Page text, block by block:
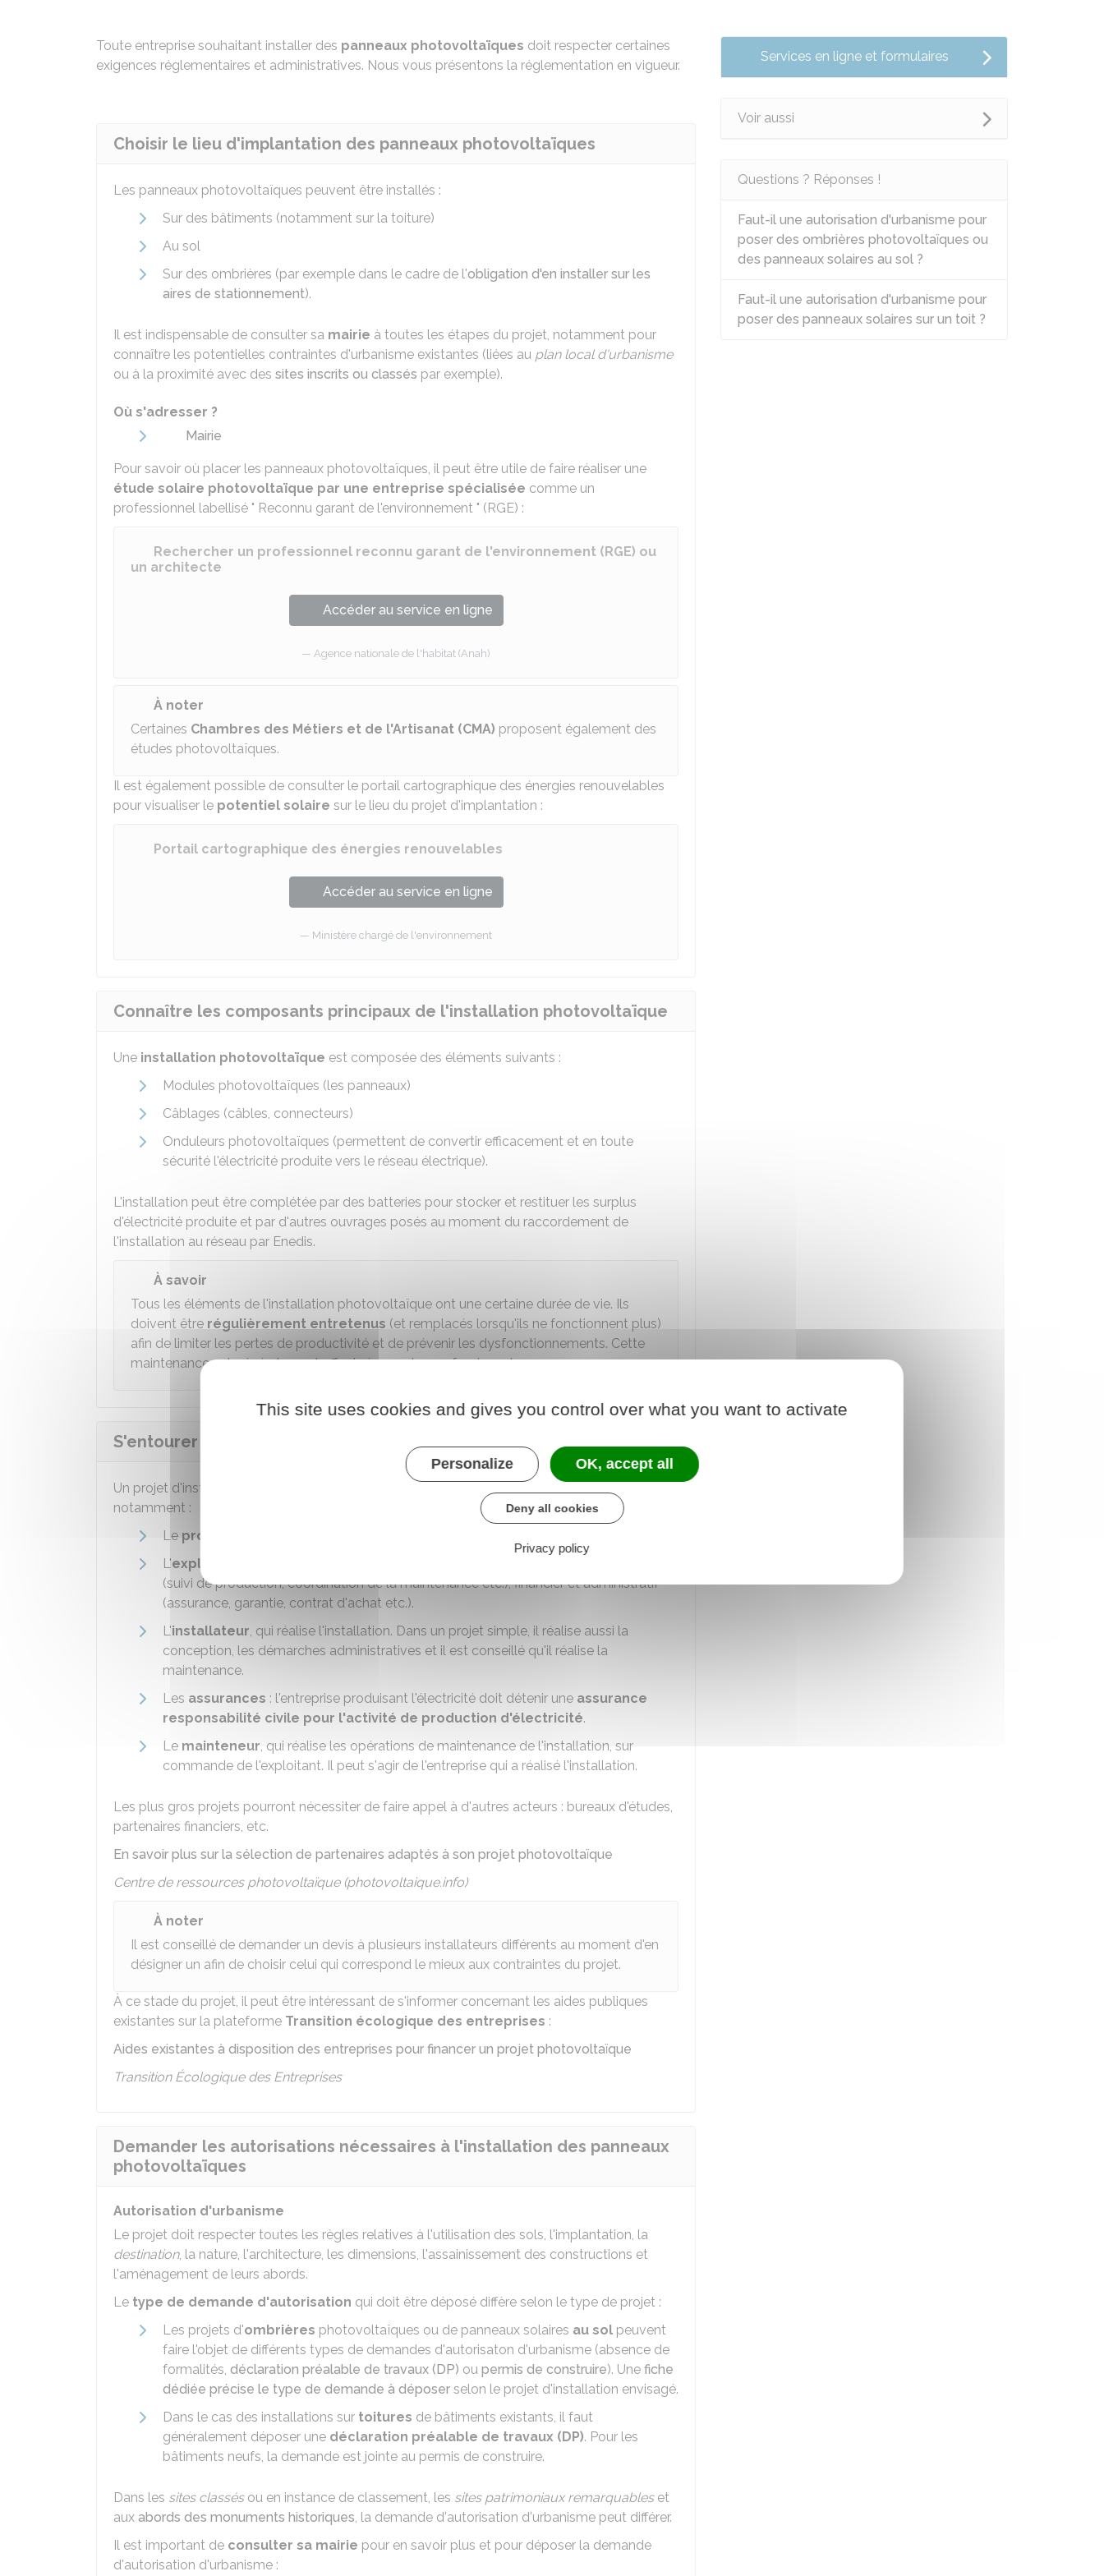
Toute entreprise souhaitant installer des panneaux photovoltaïques doit respecter certaines
exigences réglementaires et administratives. Nous vous présentons la réglementation en vigueur.
Choisir le lieu d'implantation des panneaux photovoltaïques
Les panneaux photovoltaïques peuvent être installés :
Sur des bâtiments (notamment sur la toiture)
Au sol
Sur des ombrières (par exemple dans le cadre de l'obligation d'en installer sur les
aires de stationnement).
Il est indispensable de consulter sa mairie à toutes les étapes du projet, notamment pour
connaître les potentielles contraintes d'urbanisme existantes (liées au plan local d'urbanisme
ou à la proximité avec des sites inscrits ou classés par exemple).
Où s'adresser ?
Mairie
Pour savoir où placer les panneaux photovoltaïques, il peut être utile de faire réaliser une
étude solaire photovoltaïque par une entreprise spécialisée comme un
professionnel labellisé " Reconnu garant de l'environnement " (RGE) :
Rechercher un professionnel reconnu garant de l'environnement (RGE) ou
un architecte
Accéder au service en ligne
Agence nationale de l'habitat (Anah)
À noter
Certaines Chambres des Métiers et de l'Artisanat (CMA) proposent également des
études photovoltaïques.
Il est également possible de consulter le portail cartographique des énergies renouvelables
pour visualiser le potentiel solaire sur le lieu du projet d'implantation :
Portail cartographique des énergies renouvelables
Accéder au service en ligne
Ministère chargé de l'environnement
Connaître les composants principaux de l'installation photovoltaïque
Une installation photovoltaïque est composée des éléments suivants :
Modules photovoltaïques (les panneaux)
Câblages (câbles, connecteurs)
Onduleurs photovoltaïques (permettent de convertir efficacement et en toute
sécurité l'électricité produite vers le réseau électrique).
L'installation peut être complétée par des batteries pour stocker et restituer les surplus
d'électricité produite et par d'autres ouvrages posés au moment du raccordement de
l'installation au réseau par Enedis.
À savoir
Tous les éléments de l'installation photovoltaïque ont une certaine durée de vie. Ils
doivent être régulièrement entretenus (et remplacés lorsqu'ils ne fonctionnent plus)
afin de limiter les pertes de productivité et de prévenir les dysfonctionnements. Cette
maintenance est généralement effectuée par des professionnels.
S'entourer de professionnels habilités
Un projet d'installation photovoltaïque doit être mené avec différents acteurs. On distingue
notamment :
Le propriétaire
L'exploitant
(suivi de production, coordination de la maintenance etc.), financier et administratif
(assurance, garantie, contrat d'achat etc.).
L'installateur, qui réalise l'installation. Dans un projet simple, il réalise aussi la
conception, les démarches administratives et il est conseillé qu'il réalise la
maintenance.
Les assurances : l'entreprise produisant l'électricité doit détenir une assurance
responsabilité civile pour l'activité de production d'électricité.
Le mainteneur, qui réalise les opérations de maintenance de l'installation, sur
commande de l'exploitant. Il peut s'agir de l'entreprise qui a réalisé l'installation.
Les plus gros projets pourront nécessiter de faire appel à d'autres acteurs : bureaux d'études,
partenaires financiers, etc.
En savoir plus sur la sélection de partenaires adaptés à son projet photovoltaïque
Centre de ressources photovoltaïque (photovoltaique.info)
À noter
Il est conseillé de demander un devis à plusieurs installateurs différents au moment d'en
désigner un afin de choisir celui qui correspond le mieux aux contraintes du projet.
À ce stade du projet, il peut être intéressant de s'informer concernant les aides publiques
existantes sur la plateforme Transition écologique des entreprises :
Aides existantes à disposition des entreprises pour financer un projet photovoltaïque
Transition Écologique des Entreprises
Demander les autorisations nécessaires à l'installation des panneaux
photovoltaïques
Autorisation d'urbanisme
Le projet doit respecter toutes les règles relatives à l'utilisation des sols, l'implantation, la
destination, la nature, l'architecture, les dimensions, l'assainissement des constructions et
l'aménagement de leurs abords.
Le type de demande d'autorisation qui doit être déposé diffère selon le type de projet :
Les projets d'ombrières photovoltaïques ou de panneaux solaires au sol peuvent
faire l'objet de différents types de demandes d'autorisaton d'urbanisme (absence de
formalités, déclaration préalable de travaux (DP) ou permis de construire). Une fiche
dédiée précise le type de demande à déposer selon le projet d'installation envisagé.
Dans le cas des installations sur toitures de bâtiments existants, il faut
généralement déposer une déclaration préalable de travaux (DP). Pour les
bâtiments neufs, la demande est jointe au permis de construire.
Dans les sites classésou en instance de classement, les sites patrimoniaux remarquableset
aux abords des monuments historiques, la demande d'autorisation d'urbanisme peut différer.
Il est important de consulter sa mairie pour en savoir plus et pour déposer la demande
d'autorisation d'urbanisme :
Services en ligne et formulaires
Voir aussi
Questions ? Réponses !
Faut-il une autorisation d'urbanisme pour
poser des ombrières photovoltaïques ou
des panneaux solaires au sol ?
Faut-il une autorisation d'urbanisme pour
poser des panneaux solaires sur un toit ?
This site uses cookies and gives you control over what you want to activate
Personalize OK, accept all
Deny all cookies
Privacy policy